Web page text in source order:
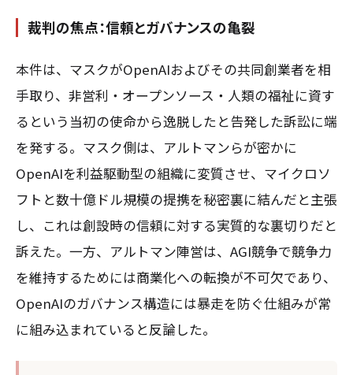
裁判の焦点：信頼とガバナンスの亀裂
本件は、マスクがOpenAIおよびその共同創業者を相
手取り、非営利・オープンソース・人類の福祉に資す
るという当初の使命から逸脱したと告発した訴訟に端
を発する。マスク側は、アルトマンらが密かに
OpenAIを利益駆動型の組織に変質させ、マイクロソ
フトと数十億ドル規模の提携を秘密裏に結んだと主張
し、これは創設時の信頼に対する実質的な裏切りだと
訴えた。一方、アルトマン陣営は、AGI競争で競争力
を維持するためには商業化への転換が不可欠であり、
OpenAIのガバナンス構造には暴走を防ぐ仕組みが常
に組み込まれていると反論した。